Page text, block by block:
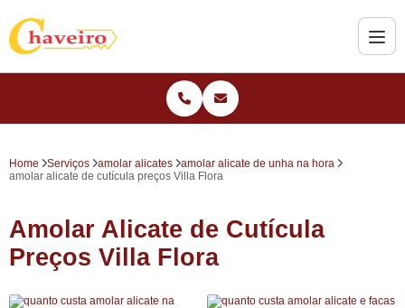
Home Serviços amolar alicates
amolar alicate de unha na hora
amolar alicate de cutícula preços Villa Flora
Amolar Alicate de Cutícula
Preços Villa Flora